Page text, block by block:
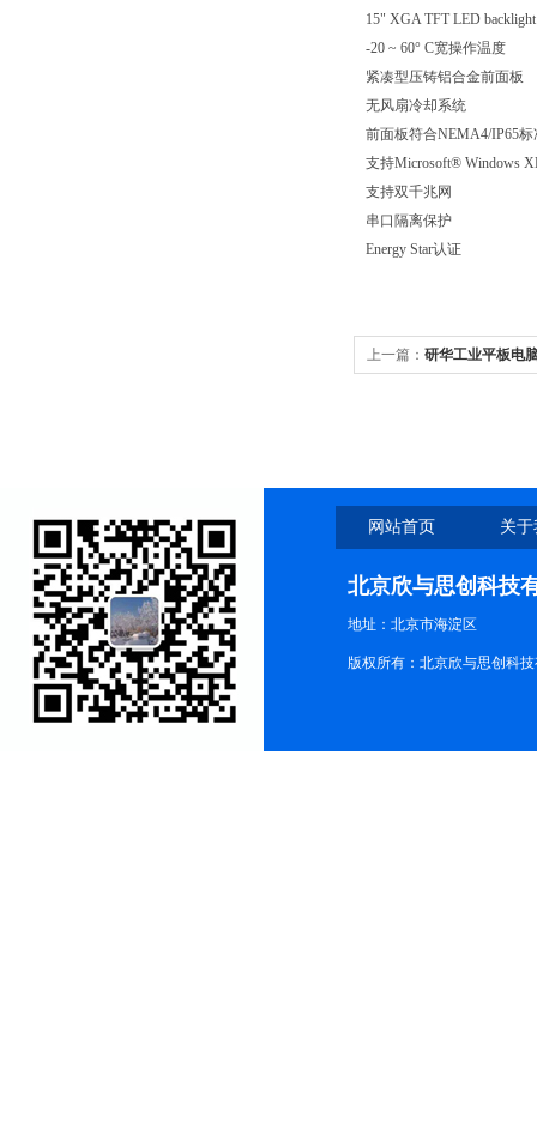
15" XGA TFT LED
-20 ~ 60° C宽操作温度
紧凑型压铸铝合金前面板
无风扇冷却系统
前面板符合NEMA4/IP65标
支持Microsoft® Windows
支持双千兆网
串口隔离保护
Energy Star认证
上一篇： 研华工业平板电
网站首页 关
北京欣与思创科技
地址：北京市海淀区
版权所有：北京欣与思创科